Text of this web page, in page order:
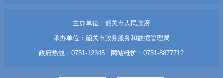
主办单位：韶关市人民政府
承办单位：韶关市政务服务和数据管理局
政府热线：0751-12345 网站维护：0751-8877712